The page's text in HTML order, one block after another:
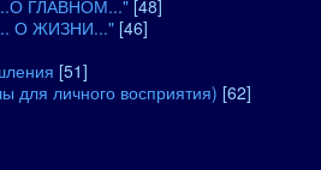
ГЛАВНОМ..." [48]
О ЖИЗНИ..." [46]
[51]
для личного восприятия) [62]